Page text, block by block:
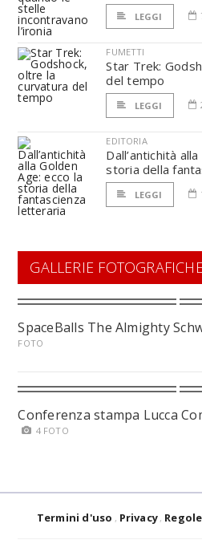
LEGGI
FUMETTI
Star Trek:
del tempo
LEGGI
EDITORIA
Dall’antichità
storia della
LEGGI
GALLERIE FOTOGRAFICHE
SpaceBalls The Almighty
FOTO
Conferenza stampa Lucca
4 FOTO
Termini d'uso Privacy Regole